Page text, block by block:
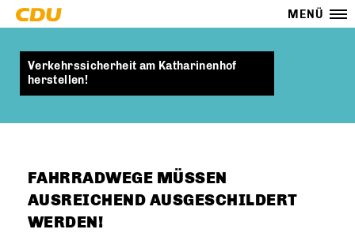
MENÜ
Verkehrssicherheit am Katharinenhof
herstellen!
FAHRRADWEGE MÜSSEN
AUSREICHEND AUSGESCHILDERT
WERDEN!